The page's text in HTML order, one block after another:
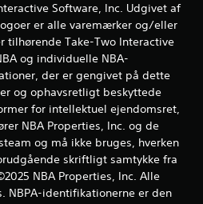
u
d
a
f
f
e
m
Software, Inc. Udgivet af
er alle varemærker og/eller
tilhørende Take-Two Interactive
og individuelle NBA-
der er gengivet på dette
og ophavsretligt beskyttede
for intellektuel ejendomsret,
NBA Properties, Inc. og de
og må ikke bruges, hverken
skriftligt samtykke fra
NBA Properties, Inc. Alle
NBPA-identifikationerne er den